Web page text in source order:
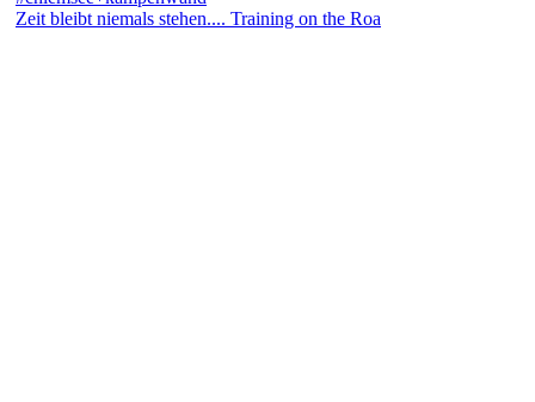
Zeit bleibt niemals stehen.... Training on the Roa